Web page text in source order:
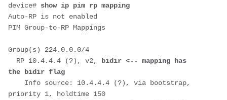
device# show ip pim rp mapping
Auto-RP is not enabled
PIM Group-to-RP Mappings
Group(s) 224.0.0.0/4
RP 10.4.4.4 (?), v2,
bidir <-- mapping has
the bidir flag
Info source: 10.4.4.4 (?), via bootstrap,
priority 1, holdtime 150